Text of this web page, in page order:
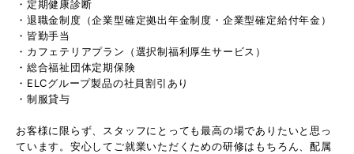
・定期健康診断
・退職金制度（企業型確定拠出年金制度・企業型確定給付年金）
・皆勤手当
・カフェテリアプラン（選択制福利厚生サービス）
・総合福祉団体定期保険
・ELCグループ製品の社員割引あり
・制服貸与
お客様に限らず、スタッフにとっても最高の場でありたいと思っ
ています。安心してご就業いただくための研修はもちろん、配属